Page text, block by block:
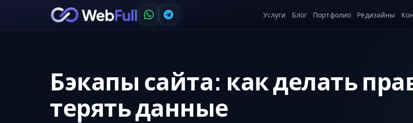
Услуги Блог Портфолио Редизайны
Бэкапы сайта: как делать
терять данные